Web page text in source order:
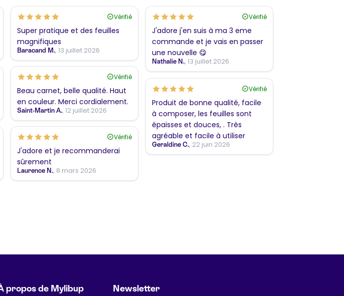
Vérifié
Super pratique et des feuilles
magnifiques
Baracand M., 13 juillet 2026
Vérifié
J'adore j'en suis à ma 3 eme
commande et je vais en passer
une nouvelle 😋
Nathalie N., 13 juillet 2026
Vérifié
Beau carnet, belle qualité. Haut
en couleur. Merci cordialement.
Saint-Martin A., 12 juillet 2026
Vérifié
Produit de bonne qualité, facile
à composer, les feuilles sont
épaisses et douces, . Très
agréable et facile à utiliser
Geraldine C., 22 juin 2026
Vérifié
J'adore et je recommanderai
sûrement
Laurence N., 8 mars 2026
propos de Mylibup Newsletter